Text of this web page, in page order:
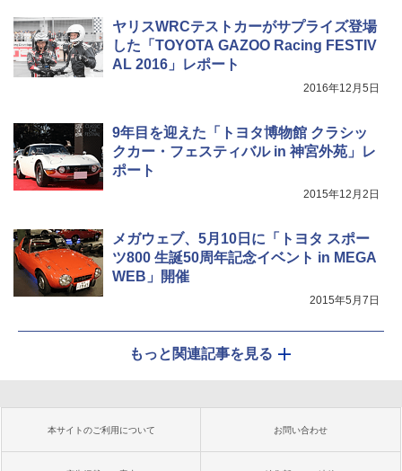
ヤリスWRCテストカーがサプライズ登場
した「TOYOTA GAZOO Racing FESTIV
AL 2016」レポート
2016年12月5日
9年目を迎えた「トヨタ博物館 クラシッ
クカー・フェスティバル in 神宮外苑」レ
ポート
2015年12月2日
メガウェブ、5月10日に「トヨタ スポー
ツ800 生誕50周年記念イベント in MEGA
WEB」開催
2015年5月7日
もっと関連記事を見る
本サイトのご利用について お問い合わせ